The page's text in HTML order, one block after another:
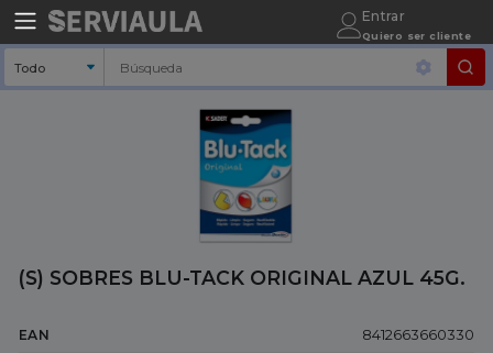
Entrar
Quiero ser cliente
(S) SOBRES BLU-TACK ORIGINAL AZUL 45G.
EAN 8412663660330